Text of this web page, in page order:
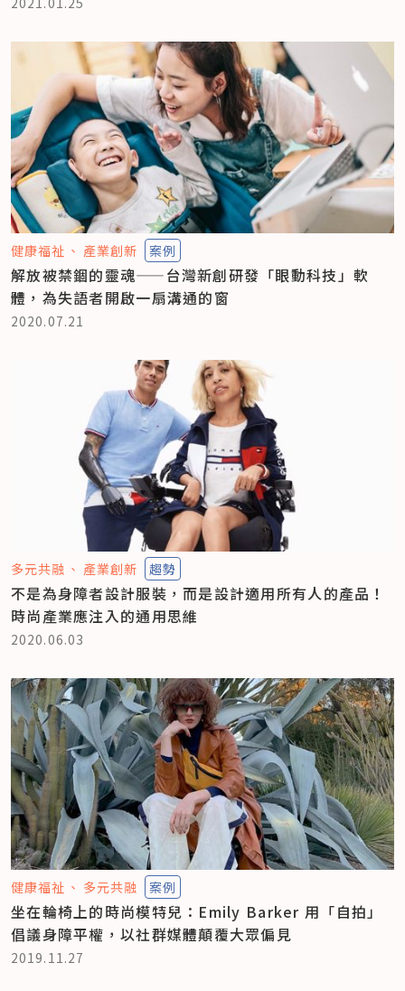
健康福祉 產業創新 案例
解放被禁錮的靈魂——台灣新創研發「眼動科技」軟
體，為失語者開啟一扇溝通的窗
2020.07.21
多元共融 產業創新 趨勢
不是為身障者設計服裝，而是設計適用所有人的產品！
時尚產業應注入的通用思維
2020.06.03
健康福祉 多元共融 案例
坐在輪椅上的時尚模特兒：Emily Barker 用「自拍」
倡議身障平權，以社群媒體顛覆大眾偏見
2019.11.27